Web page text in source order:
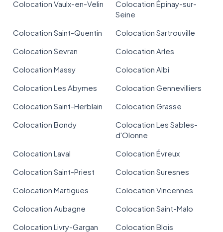
Colocation Vaulx-en-Velin
Colocation Épinay-sur-
Seine
Colocation Saint-Quentin
Colocation Sartrouville
Colocation Sevran
Colocation Arles
Colocation Massy
Colocation Albi
Colocation Les Abymes
Colocation Gennevilliers
Colocation Saint-Herblain
Colocation Grasse
Colocation Bondy
Colocation Les Sables-
d'Olonne
Colocation Laval
Colocation Évreux
Colocation Saint-Priest
Colocation Suresnes
Colocation Martigues
Colocation Vincennes
Colocation Aubagne
Colocation Saint-Malo
Colocation Livry-Gargan
Colocation Blois